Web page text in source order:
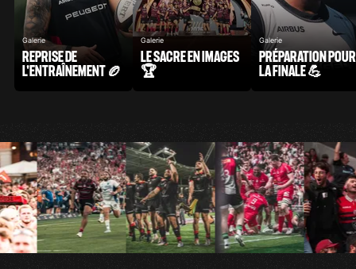
Galerie
REPRISE DE
L'ENTRAÎNEMENT 🏉
Galerie
LE SACRE EN IMAGES
🏆
Galerie
PRÉPARATION POUR
LA FINALE 💪